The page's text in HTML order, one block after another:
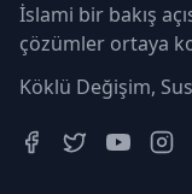
İslami bir bakış
çözümler ortaya
Köklü Değişim,